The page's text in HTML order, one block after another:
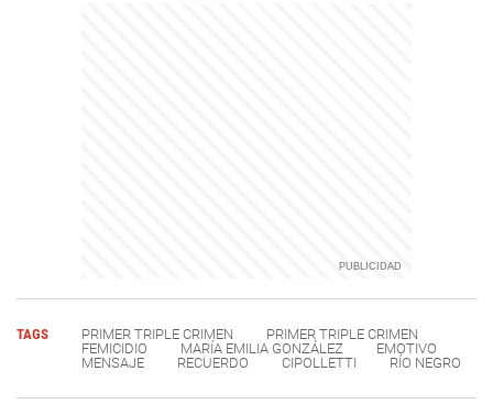
TAGS PRIMER TRIPLE CRIMEN
PRIMER TRIPLE CRIMEN
FEMICIDIO
MARÍA EMILIA GONZÁLEZ
EMOTIVO
MENSAJE
RECUERDO CIPOLLETTI RÍO NEGRO